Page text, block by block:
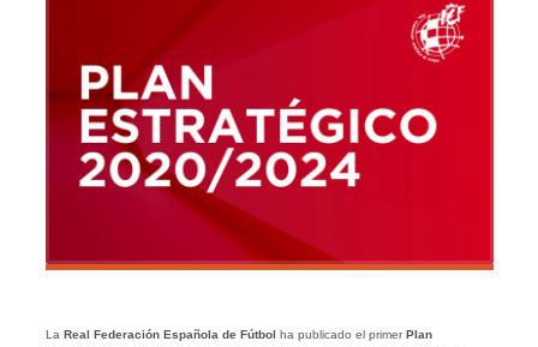
La Real Federación Española de Fútbol ha publicado el primerPlan